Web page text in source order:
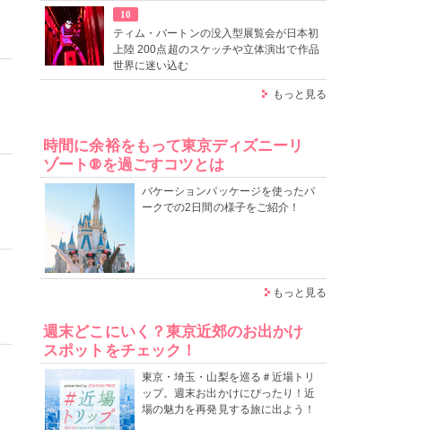
10
ティム・バートンの没入型展覧会が日本初
上陸 200点超のスケッチや立体演出で作品
世界に迷い込む
もっと見る
時間に余裕をもって東京ディズニーリ
ゾート®を過ごすコツとは
バケーションパッケージを使ったパ
ークでの2日間の様子をご紹介！
もっと見る
週末どこにいく？東京近郊のお出かけ
スポットをチェック！
東京・埼玉・山梨を巡る＃近場トリ
ップ。週末お出かけにぴったり！近
場の魅力を再発見する旅に出よう！